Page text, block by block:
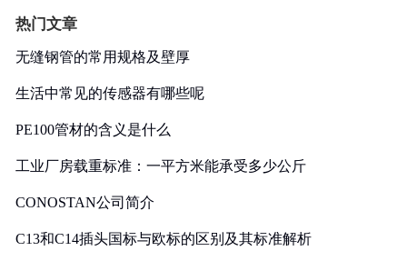
热门文章
无缝钢管的常用规格及壁厚
生活中常见的传感器有哪些呢
PE100管材的含义是什么
工业厂房载重标准：一平方米能承受多少公斤
CONOSTAN公司简介
C13和C14插头国标与欧标的区别及其标准解析